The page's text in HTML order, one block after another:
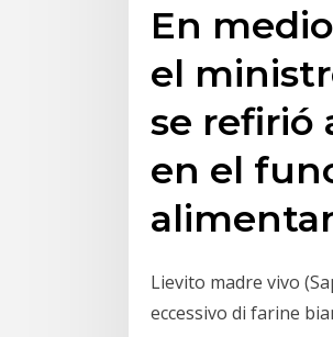
En
el
se refirió
en el
Lievito madre vivo
eccessivo di farine